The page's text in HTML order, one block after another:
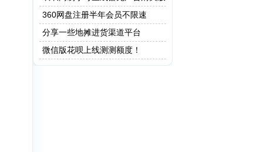
360网盘注册半年会员不限速
分享一些地摊进货渠道平台
微信版花呗上线测测额度！